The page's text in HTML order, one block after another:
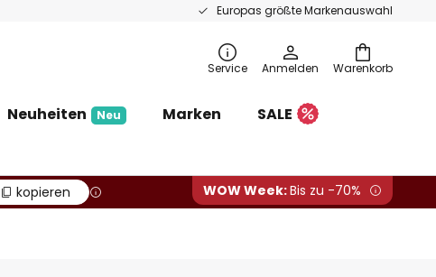
Europas größte Markenauswahl
Warenkorb
Service Anmelden
Neuheiten Neu Marken
SALE
kopieren WOW Week:Bis zu -70%